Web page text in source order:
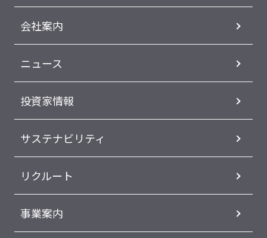
会社案内
ニュース
投資家情報
サステナビリティ
リクルート
事業案内